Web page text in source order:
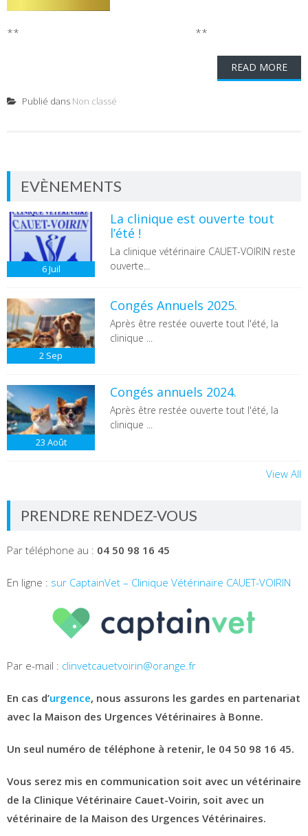
** **
READ MORE
Publié dans Non classé
EVÈNEMENTS
6Juil
La clinique est ouverte tout
l’été !
La clinique vétérinaire CAUET-VOIRIN reste
ouverte...
2 Sep
Congés Annuels 2025.
Après être restée ouverte tout l'été, la
clinique ...
23 Août
Congés annuels 2024.
Après être restée ouverte tout l'été, la
clinique ...
View All
PRENDRE RENDEZ-VOUS
Par téléphone au : 04 50 98 16 45
En ligne : sur CaptainVet – Clinique Vétérinaire CAUET-VOIRIN
Par e-mail : clinvetcauetvoirin@orange.fr
En cas d’urgence, nous assurons les gardes en partenariat
avec la Maison des Urgences Vétérinaires à Bonne.
Un seul numéro de téléphone à retenir, le 04 50 98 16 45.
Vous serez mis en communication soit avec un vétérinaire
de la Clinique Vétérinaire Cauet-Voirin, soit avec un
vétérinaire de la Maison des Urgences Vétérinaires.